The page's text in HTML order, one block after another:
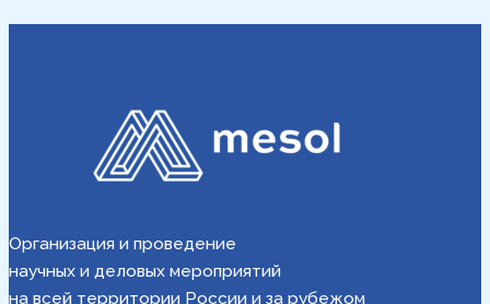
Организация и проведение
научных и деловых мероприятий
на всей территории России и за рубежом